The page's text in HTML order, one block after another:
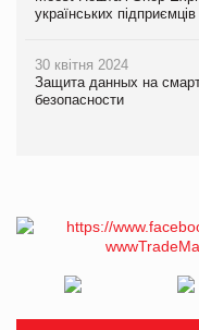
українських підприємців
30 квітня 2024
Защита данных на
безопасности